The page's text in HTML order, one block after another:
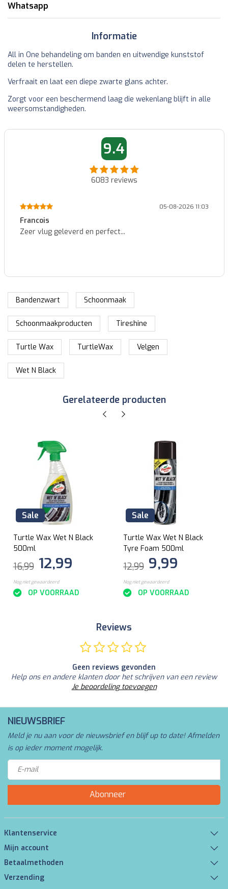
Whatsapp
Informatie
All in One behandeling om banden en uitwendige kunststof
delen te herstellen.
Verfraait en laat een diepe zwarte glans achter.
Zorgt voor een beschermend laag die wekenlang blijft in alle
weersomstandigheden.
9.4
6083 reviews
05-08-2026 11:03
vlug geleverd en perfect...
Bandenzwart Schoonmaak
Schoonmaakproducten Tireshine
Turtle Wax TurtleWax Velgen
Wet N Black
Gerelateerde producten
Sale
Turtle Wax Wet N Black
500ml
16,99 12,99
Nog niet gewaardeerd
OP VOORRAAD
Sale
Turtle Wax Wet N Black
Tyre Foam 500ml
12,99 9,99
Nog niet gewaardeerd
OP VOORRAAD
Reviews
Geen reviews gevonden
Help ons en andere klanten door het schrijven van een review
Je beoordeling toevoegen
NIEUWSBRIEF
Meld je nu aan voor de nieuwsbrief en blijf up to date! Afmelden
is op ieder moment mogelijk.
Abonneer
Klantenservice
Mijn account
Betaalmethoden
Verzending